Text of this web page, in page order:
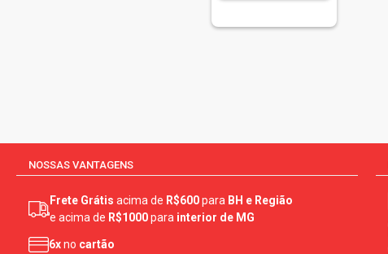
NOSSAS VANTAGENS
Frete Grátis acima de R$600para BH e Região
e acima de R$1000para interior de MG
6xno cartão